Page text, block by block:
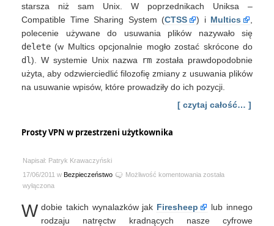
starsza niż sam Unix. W poprzednikach Uniksa –
Compatible Time Sharing System (CTSS ) i Multics
polecenie używane do usuwania plików nazywało się
delete (w Multics opcjonalnie mogło zostać skrócone do
dl). W systemie Unix nazwa rm została prawdopodobnie
użyta, aby odzwierciedlić filozofię zmiany z usuwania plików
na usuwanie wpisów, które prowadziły do ich pozycji.
[ czytaj całość… ]
Prosty VPN w przestrzeni użytkownika
Napisał: Patryk Krawaczyński
17/06/2011 w Bezpieczeństwo Możliwość komentowania Prosty
przestrzeni
użytkownika
została
wyłączona
W dobie takich wynalazków jak Firesheep
lub innego
rodzaju natręctw kradnących nasze cyfrowe